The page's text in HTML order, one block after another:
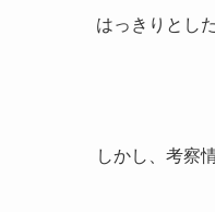
はっきりとし
しかし、考察